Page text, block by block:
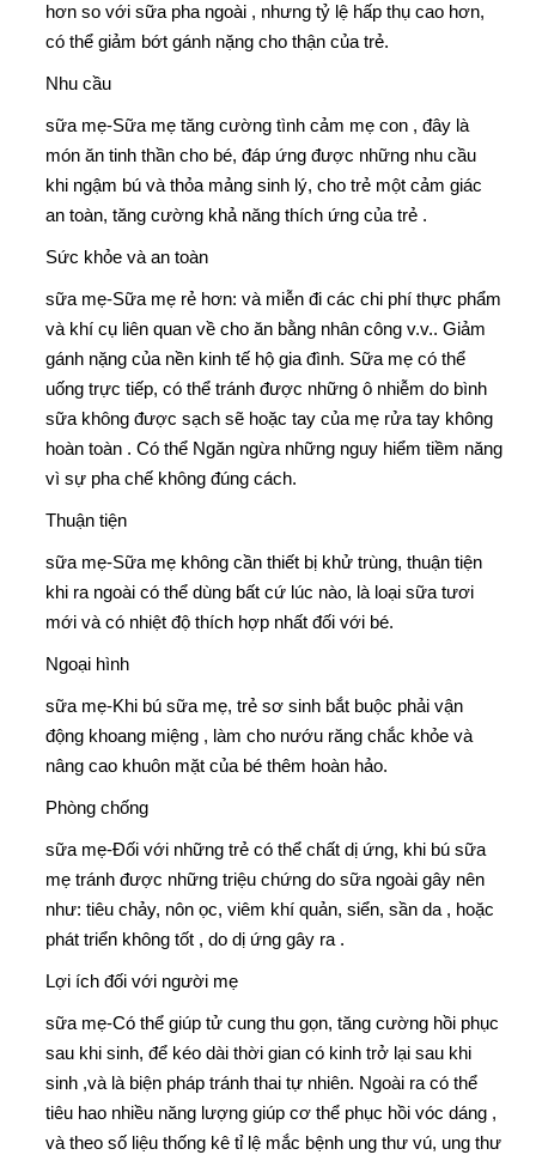
hơn so với sữa pha ngoài , nhưng tỷ lệ hấp thụ cao hơn,
có thể giảm bớt gánh nặng cho thận của trẻ.
Nhu cầu
sữa mẹ-Sữa mẹ tăng cường tình cảm mẹ con , đây là
món ăn tinh thần cho bé, đáp ứng được những nhu cầu
khi ngậm bú và thỏa mảng sinh lý, cho trẻ một cảm giác
an toàn, tăng cường khả năng thích ứng của trẻ .
Sức khỏe và an toàn
sữa mẹ-Sữa mẹ rẻ hơn: và miễn đi các chi phí thực phẩm
và khí cụ liên quan về cho ăn bằng nhân công v.v.. Giảm
gánh nặng của nền kinh tế hộ gia đình. Sữa mẹ có thể
uống trực tiếp, có thể tránh được những ô nhiễm do bình
sữa không được sạch sẽ hoặc tay của mẹ rửa tay không
hoàn toàn . Có thể Ngăn ngừa những nguy hiểm tiềm năng
vì sự pha chế không đúng cách.
Thuận tiện
sữa mẹ-Sữa mẹ không cần thiết bị khử trùng, thuận tiện
khi ra ngoài có thể dùng bất cứ lúc nào, là loại sữa tươi
mới và có nhiệt độ thích hợp nhất đối với bé.
Ngoại hình
sữa mẹ-Khi bú sữa mẹ, trẻ sơ sinh bắt buộc phải vận
động khoang miệng , làm cho nướu răng chắc khỏe và
nâng cao khuôn mặt của bé thêm hoàn hảo.
Phòng chống
sữa mẹ-Đối với những trẻ có thể chất dị ứng, khi bú sữa
mẹ tránh được những triệu chứng do sữa ngoài gây nên
như: tiêu chảy, nôn ọc, viêm khí quản, siển, sần da , hoặc
phát triển không tốt , do dị ứng gây ra .
Lợi ích đối với người mẹ
sữa mẹ-Có thể giúp tử cung thu gọn, tăng cường hồi phục
sau khi sinh, để kéo dài thời gian có kinh trở lại sau khi
sinh ,và là biện pháp tránh thai tự nhiên. Ngoài ra có thể
tiêu hao nhiều năng lượng giúp cơ thể phục hồi vóc dáng ,
và theo số liệu thống kê tỉ lệ mắc bệnh ung thư vú, ung thư